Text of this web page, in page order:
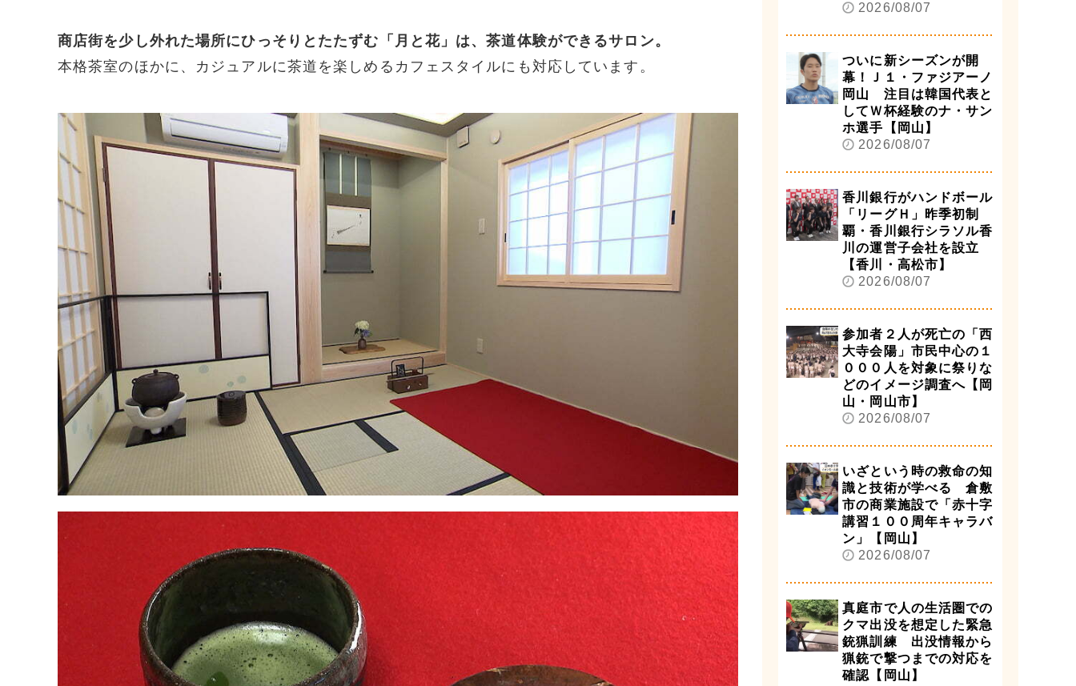
商店街を少し外れた場所にひっそりとたたずむ「月と花」は、茶道体験ができるサロン。
本格茶室のほかに、カジュアルに茶道を楽しめるカフェスタイルにも対応しています。
2026/08/07
ついに新シーズンが開
幕！Ｊ１・ファジアーノ
岡山 注目は韓国代表と
してＷ杯経験のナ・サン
ホ選手【岡山】
2026/08/07
香川銀行がハンドボール
「リーグＨ」昨季初制
覇・香川銀行シラソル香
川の運営子会社を設立
【香川・高松市】
2026/08/07
参加者２人が死亡の「西
大寺会陽」市民中心の１
０００人を対象に祭りな
どのイメージ調査へ【岡
山・岡山市】
2026/08/07
いざという時の救命の知
識と技術が学べる 倉敷
市の商業施設で「赤十字
講習１００周年キャラバ
ン」【岡山】
2026/08/07
真庭市で人の生活圏での
クマ出没を想定した緊急
銃猟訓練 出没情報から
猟銃で撃つまでの対応を
確認【岡山】